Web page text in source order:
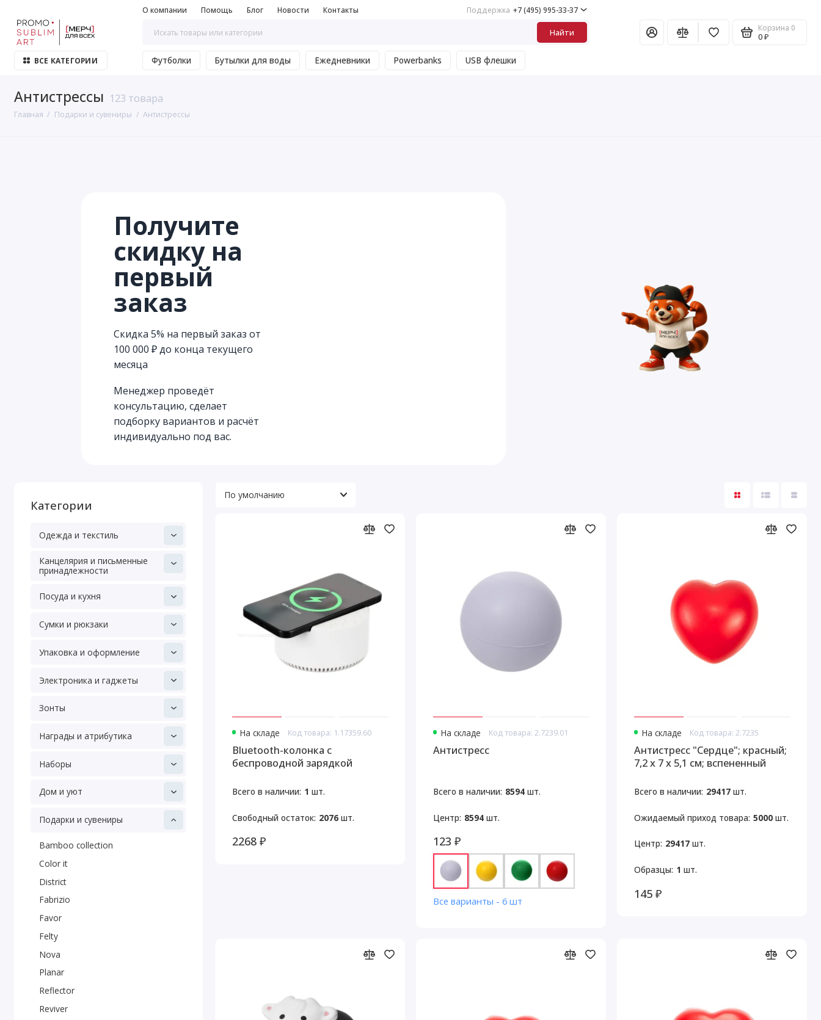
О компании Помощь Блог Новости Контакты Поддержка +7 (495) 995-33-37
Найти Корзина 0
0 ₽
ВСЕ КАТЕГОРИИ Футболки Бутылки для воды Ежедневники Powerbanks USB флешки
Антистрессы 123 товара
Главная Подарки и сувениры Антистрессы
Получите
скидку на
первый
заказ
Скидка 5% на первый заказ от
100 000 ₽ до конца текущего
месяца
Менеджер проведёт
консультацию, сделает
подборку вариантов и расчёт
индивидуально под вас.
Категории
Одежда и текстиль
Канцелярия и письменные
принадлежности
Посуда и кухня
Сумки и рюкзаки
Упаковка и оформление
Электроника и гаджеты
Зонты
Награды и атрибутика
Наборы
Дом и уют
Подарки и сувениры
Bamboo collection
Color it
District
Fabrizio
Favor
Felty
Nova
Planar
Reflector
Reviver
На складе Код товара: 1.17359.60
Bluetooth-колонка с
беспроводной зарядкой
Всего в наличии: 1 шт.
Свободный остаток: 2076шт.
2268 ₽
На складе Код товара: 2.7239.01
Антистресс
Всего в наличии: 8594шт.
Центр: 8594шт.
123 ₽
Все варианты - 6 шт
На складе Код товара: 2.7235
Антистресс "Сердце"; красный;
7,2 х 7 х 5,1 см; вспененный
Всего в наличии: 29417шт.
Ожидаемый приход товара: 5000шт.
Центр: 29417шт.
Образцы: 1 шт.
145 ₽